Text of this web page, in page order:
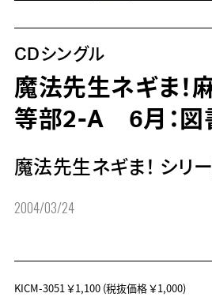
CDシングル
魔法先生ネギま！
等部2-A 6月：図
魔法先生ネギま！ シリ
2004/03/24
KICM-3051￥1,100(税抜価格 ￥1,000)